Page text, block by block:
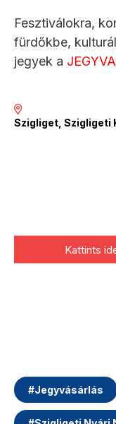
Fesztiválokra,
fürdőkbe,
jegyek a
Szigliget, Szigligeti
Kattints
#Jegyvásárlás